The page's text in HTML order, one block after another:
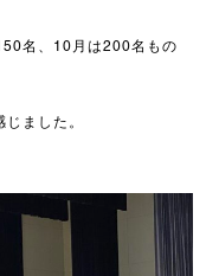
名、10月は200名もの
ました。